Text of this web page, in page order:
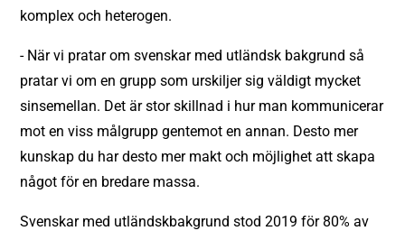
komplex och heterogen.
- När vi pratar om svenskar med utländsk bakgrund så
pratar vi om en grupp som urskiljer sig väldigt mycket
sinsemellan. Det är stor skillnad i hur man kommunicerar
mot en viss målgrupp gentemot en annan. Desto mer
kunskap du har desto mer makt och möjlighet att skapa
något för en bredare massa.
Svenskar med utländskbakgrund stod 2019 för 80% av